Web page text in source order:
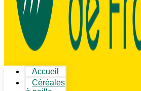
Accueil
Céréales